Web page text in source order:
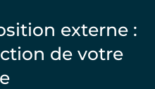
externe :
de votre